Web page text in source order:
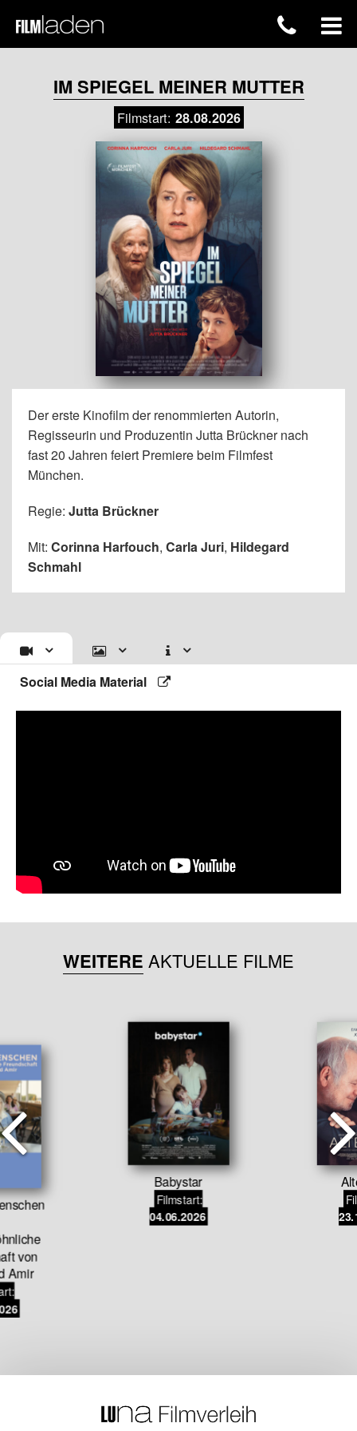
IM SPIEGEL MEINER MUTTER
Filmstart: 28.08.2026
Der erste Kinofilm der renommierten Autorin,
Regisseurin und Produzentin Jutta Brückner nach
fast 20 Jahren feiert Premiere beim Filmfest
München.
Regie: Jutta Brückner
Mit: Corinna Harfouch, Carla Juri, Hildegard
Schmahl
Social Media Material
WEITERE AKTUELLE FILME
von
Amir
Babystar
Filmstart:
04.06.2026